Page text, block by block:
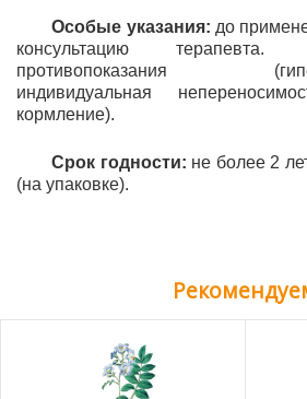
Особые указания: до
консультацию
противопоказания
индивидуальная
кормление).
Срок годности: не более 2
(на упаковке).